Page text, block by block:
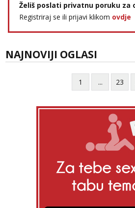
Želiš poslati privatnu poruku za
Registriraj se ili prijavi klikom ovdje
NAJNOVIJI OGLASI
1 ... 23